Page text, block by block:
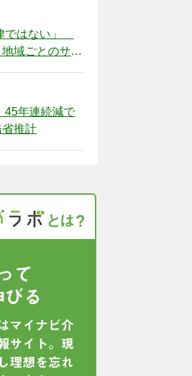
ではない」
域ごとのサー
45年連続減で
推計